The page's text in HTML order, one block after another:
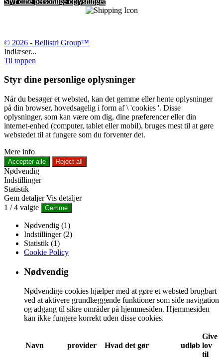
© 2026 - Bellistri Group™
Indlæser...
Til toppen
Styr dine personlige oplysninger
Når du besøger et websted, kan det gemme eller hente oplysninger
på din browser, hovedsagelig i form af \ 'cookies '. Disse
oplysninger, som kan være om dig, dine præferencer eller din
internet-enhed (computer, tablet eller mobil), bruges mest til at gøre
webstedet til at fungere som du forventer det.
Mere info
Accepter alle Reject all
Nødvendig
Indstillinger
Statistik
Gem detaljer Vis detaljer
1 /4 valgte Gemme
Nødvendig (1)
Indstillinger (2)
Statistik (1)
Cookie Policy
Nødvendig
Nødvendige cookies hjælper med at gøre et websted brugbart
ved at aktivere grundlæggende funktioner som side navigation
og adgang til sikre områder på hjemmesiden. Hjemmesiden
kan ikke fungere korrekt uden disse cookies.
Navn provider Hvad det gør udløb
Give
lov
til